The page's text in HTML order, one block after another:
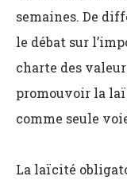
semaines. De
le débat sur
charte des
promouvoir la
comme seule
La laïcité